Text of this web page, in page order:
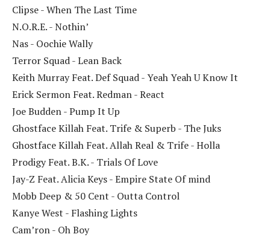
Clipse - When The Last Time
N.O.R.E. - Nothin’
Nas - Oochie Wally
Terror Squad - Lean Back
Keith Murray Feat. Def Squad - Yeah Yeah U Know It
Erick Sermon Feat. Redman - React
Joe Budden - Pump It Up
Ghostface Killah Feat. Trife & Superb - The Juks
Ghostface Killah Feat. Allah Real & Trife - Holla
Prodigy Feat. B.K. - Trials Of Love
Jay-Z Feat. Alicia Keys - Empire State Of mind
Mobb Deep & 50 Cent - Outta Control
Kanye West - Flashing Lights
Cam’ron - Oh Boy